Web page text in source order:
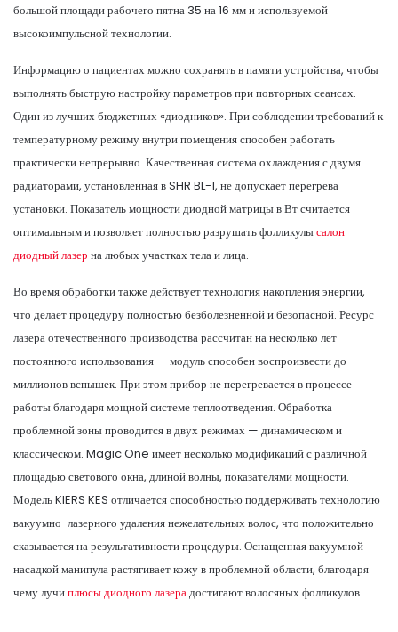
большой площади рабочего пятна 35 на 16 мм и используемой
высокоимпульсной технологии.
Информацию о пациентах можно сохранять в памяти устройства, чтобы
выполнять быструю настройку параметров при повторных сеансах.
Один из лучших бюджетных «диодников». При соблюдении требований к
температурному режиму внутри помещения способен работать
практически непрерывно. Качественная система охлаждения с двумя
радиаторами, установленная в SHR BL-1, не допускает перегрева
установки. Показатель мощности диодной матрицы в Вт считается
оптимальным и позволяет полностью разрушать фолликулысалон
диодный лазер на любых участках тела и лица.
Во время обработки также действует технология накопления энергии,
что делает процедуру полностью безболезненной и безопасной. Ресурс
лазера отечественного производства рассчитан на несколько лет
постоянного использования — модуль способен воспроизвести до
миллионов вспышек. При этом прибор не перегревается в процессе
работы благодаря мощной системе теплоотведения. Обработка
проблемной зоны проводится в двух режимах — динамическом и
классическом. Magic One имеет несколько модификаций с различной
площадью светового окна, длиной волны, показателями мощности.
Модель KIERS KES отличается способностью поддерживать технологию
вакуумно-лазерного удаления нежелательных волос, что положительно
сказывается на результативности процедуры. Оснащенная вакуумной
насадкой манипула растягивает кожу в проблемной области, благодаря
чему лучиплюсы диодного лазерадостигают волосяных фолликулов.